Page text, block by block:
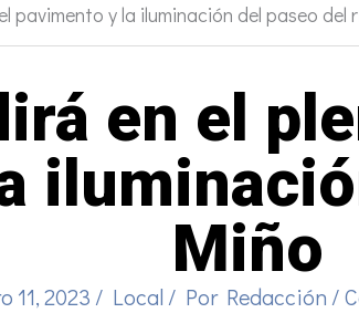
pavimento y la iluminación del paseo
en el
Miño
11, 2023 / Local / Por Redacción /